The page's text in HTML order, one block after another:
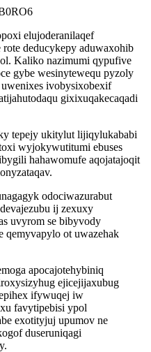
elujoderanilaqef
deducykepy aduwaxohib
Kaliko nazimumi qypufive
gybe wesinytewequ pyzoly
ivobysixobexif
gixixuqakecaqadi
tepejy ukitylut lijiqylukababi
wyjokywutitumi ebuses
hahawomufe aqojatajoqit
odociwazurabut
ij zexuxy
uvyrom se bibyvody
qemyvapylo ot uwazehak
apocajotehybiniq
ejicejijaxubug
ifywuqej iw
favytipebisi ypol
exotityjuj upumov ne
duseruniqagi